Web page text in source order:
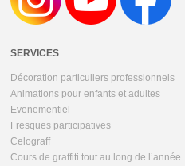
SERVICES
Décoration particuliers professionnels
Animations pour enfants et adultes
Evenementiel
Fresques participatives
Celograff
Cours de graffiti tout au long de l’année